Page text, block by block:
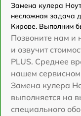
Замена кулера
несложная задача
Кирове. Выполним
Позвоните нам и
и озвучит
PLUS. Среднее
нашем
Замена кулера
выполняется на
специального